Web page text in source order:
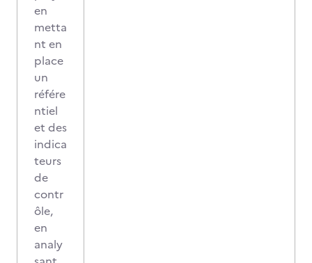
en
metta
nt en
place
un
référe
ntiel
et des
indica
teurs
de
contr
ôle,
en
analy